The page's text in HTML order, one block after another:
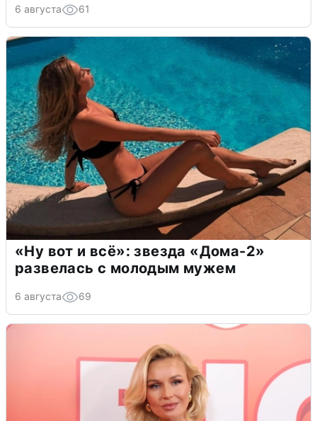
6 августа 61
«Ну вот и всё»: звезда «Дома-2»
развелась с молодым мужем
6 августа 69